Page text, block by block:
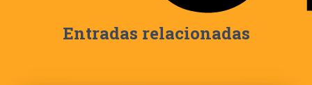
Entradas relacionadas